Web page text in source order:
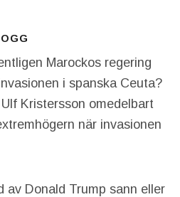
Marockos regering
i spanska Ceuta?
Kristersson omedelbart
när invasionen
av Donald Trump sann eller